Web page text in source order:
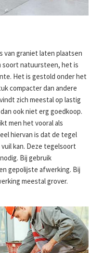
van graniet laten plaatsen
soort natuursteen, het is
Het is gestold onder het
compacter dan andere
zich meestal op lastig
ook niet erg goedkoop.
men het vooral als
hiervan is dat de tegel
kan. Deze tegelsoort
Bij gebruik
gepolijste afwerking. Bij
meestal grover.